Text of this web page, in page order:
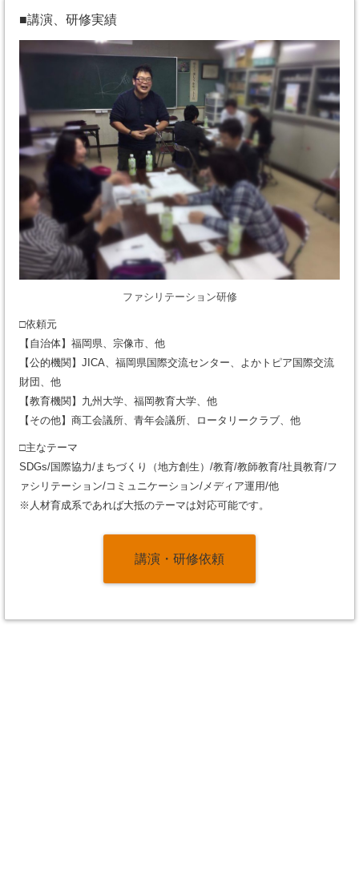
■講演、研修実績
ファシリテーション研修
□依頼元
【自治体】福岡県、宗像市、他
【公的機関】JICA、福岡県国際交流センター、よかトピア国際交流
財団、他
【教育機関】九州大学、福岡教育大学、他
【その他】商工会議所、青年会議所、ロータリークラブ、他
□主なテーマ
SDGs/国際協力/まちづくり（地方創生）/教育/教師教育/社員教育/フ
ァシリテーション/コミュニケーション/メディア運用/他
※人材育成系であれば大抵のテーマは対応可能です。
講演・研修依頼